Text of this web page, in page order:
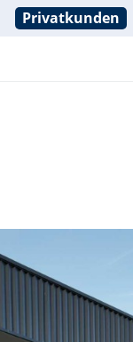
Privatkunden